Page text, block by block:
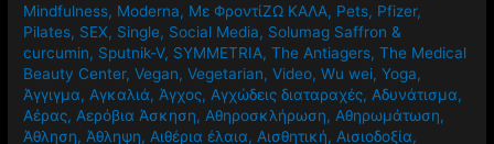
Mindfulness, Moderna, Mε ΦροντίΖΩ ΚΑΛΑ, Pets, Pfizer,
Pilates, SEX, Single, Social Media, Solumag Saffron &
curcumin, Sputnik-V, SYMMETRIA,The Antiagers,The Medical
Beauty Center,Vegan,Vegetarian,Video,Wu wei,Yoga,
Άγγιγμα, Αγκαλιά, Άγχος, Αγχώδεις διαταραχές, Αδυνάτισμα,
Αέρας, Αερόβια Άσκηση, Αθηροσκλήρωση, Αθηρωμάτωση,
Άθληση, Άθληψη, Αιθέρια έλαια, Αισθητική, Αισιοδοξία,